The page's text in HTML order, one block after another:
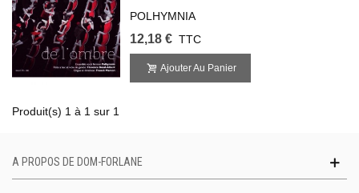
POLHYMNIA
12,18 € TTC
Ajouter Au Panier
Produit(s) 1 à 1 sur 1
A PROPOS DE DOM-FORLANE